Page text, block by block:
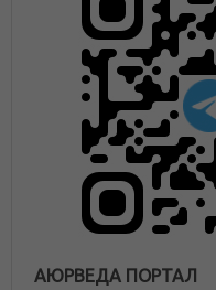
АЮРВЕДА ПОРТАЛ